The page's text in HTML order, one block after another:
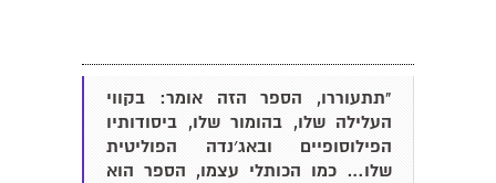
"תתעוררו, הספר הזה אומר: בקווי
העלילה שלו, בהומור שלו, ביסודותיו
הפילוסופיים ובאג׳נדה הפוליטית
שלו… כמו הכותלי עצמו, הספר הוא